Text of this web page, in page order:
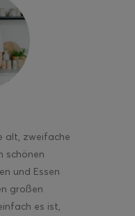
alt, zweifache
schönen
und Essen
großen
es ist,